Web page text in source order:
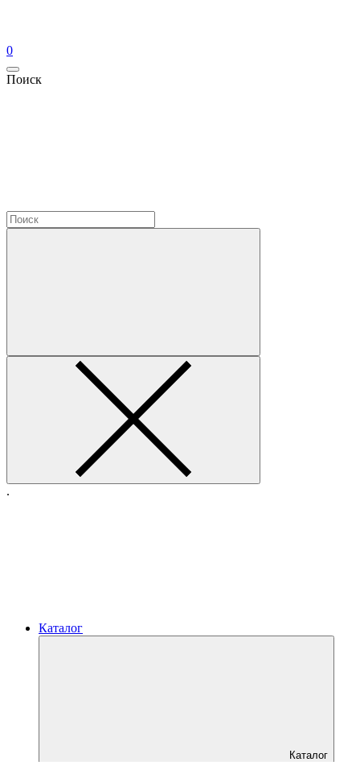
0
Поиск
.
Каталог
Каталог